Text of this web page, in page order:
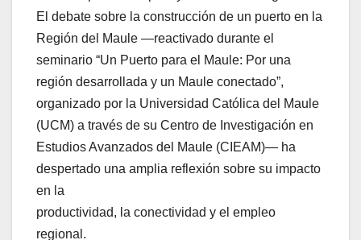
El debate sobre la construcción de un puerto en la
Región del Maule —reactivado durante el
seminario “Un Puerto para el Maule: Por una
región desarrollada y un Maule conectado”,
organizado por la Universidad Católica del Maule
(UCM) a través de su Centro de Investigación en
Estudios Avanzados del Maule (CIEAM)— ha
despertado una amplia reflexión sobre su impacto
en la
productividad, la conectividad y el empleo
regional.